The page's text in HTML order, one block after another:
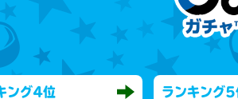
ング4位 ランキング5